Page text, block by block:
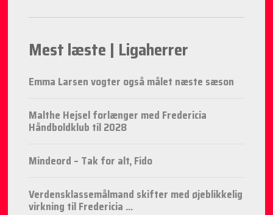
Mest læste | Ligaherrer
Emma Larsen vogter også målet næste sæson
Malthe Hejsel forlænger med Fredericia
Håndboldklub til 2028
Mindeord – Tak for alt, Fido
Verdensklassemålmand skifter med øjeblikkelig
virkning til Fredericia ...